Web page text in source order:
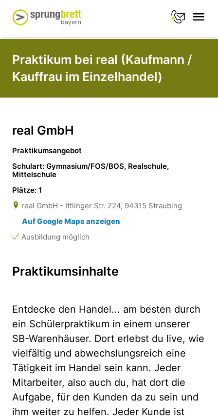
Praktikum bei real (Kaufmann /
Kauffrau im Einzelhandel)
real GmbH
Praktikumsangebot
Schulart: Gymnasium/FOS/BOS, Realschule,
Mittelschule
Plätze: 1
real GmbH - Ittlinger Str. 224, 94315 Straubing
Auf Google Maps anzeigen
Ausbildung möglich
Praktikumsinhalte
Entdecke den Handel... am besten durch
ein Schülerpraktikum in einem unserer
SB-Warenhäuser. Dort erlebst du live, wie
vielfältig und abwechslungsreich eine
Tätigkeit im Handel sein kann. Jeder
Mitarbeiter, also auch du, hat dort die
Aufgabe, für den Kunden da zu sein und
ihm weiter zu helfen. Jeder Kunde ist